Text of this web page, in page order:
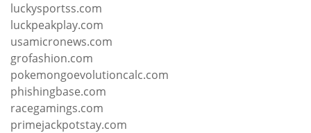
luckysportss.com
luckpeakplay.com
usamicronews.com
grofashion.com
pokemongoevolutioncalc.com
phishingbase.com
racegamings.com
primejackpotstay.com